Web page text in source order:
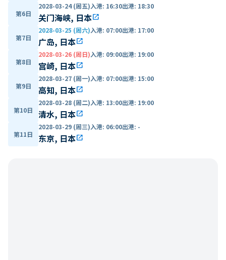
第6日
2028-03-24 (周五)入港: 16:30出港: 18:30
关门海峡, 日本open_in_new
第7日
2028-03-25 (周六)入港: 07:00出港: 17:00
广岛, 日本open_in_new
第8日
2028-03-26 (周日)入港: 09:00出港: 19:00
宫崎, 日本open_in_new
第9日
2028-03-27 (周一)入港: 07:00出港: 15:00
高知, 日本open_in_new
第10日
2028-03-28 (周二)入港: 13:00出港: 19:00
清水, 日本open_in_new
第11日
2028-03-29 (周三)入港: 06:00出港: -
东京, 日本open_in_new